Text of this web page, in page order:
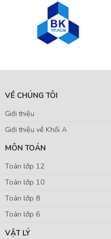
VỀ CHÚNG TÔI
Giới thiệu
Giới thiệu về Khối A
MÔN TOÁN
Toán lớp 12
Toán lớp 10
Toán lớp 8
Toán lớp 6
VẬT LÝ